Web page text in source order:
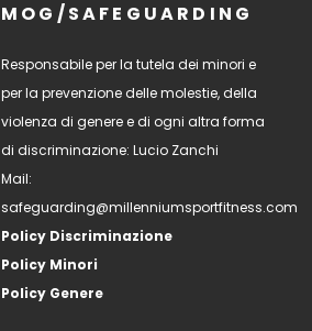
MOG/SAFEGUARDING
Responsabile per la tutela dei minori e
per la prevenzione delle molestie, della
violenza di genere e di ogni altra forma
di discriminazione: Lucio Zanchi
Mail:
safeguarding@millenniumsportfitness.com
Policy Discriminazione
Policy Minori
Policy Genere